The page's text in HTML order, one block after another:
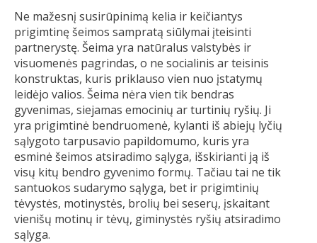
Ne mažesnį susirūpinimą kelia ir keičiantys
prigimtinę šeimos sampratą siūlymai įteisinti
partnerystę. Šeima yra natūralus valstybės ir
visuomenės pagrindas, o ne socialinis ar teisinis
konstruktas, kuris priklauso vien nuo įstatymų
leidėjo valios. Šeima nėra vien tik bendras
gyvenimas, siejamas emocinių ar turtinių ryšių. Ji
yra prigimtinė bendruomenė, kylanti iš abiejų lyčių
sąlygoto tarpusavio papildomumo, kuris yra
esminė šeimos atsiradimo sąlyga, išskirianti ją iš
visų kitų bendro gyvenimo formų. Tačiau tai ne tik
santuokos sudarymo sąlyga, bet ir prigimtinių
tėvystės, motinystės, brolių bei seserų, įskaitant
vienišų motinų ir tėvų, giminystės ryšių atsiradimo
sąlyga.